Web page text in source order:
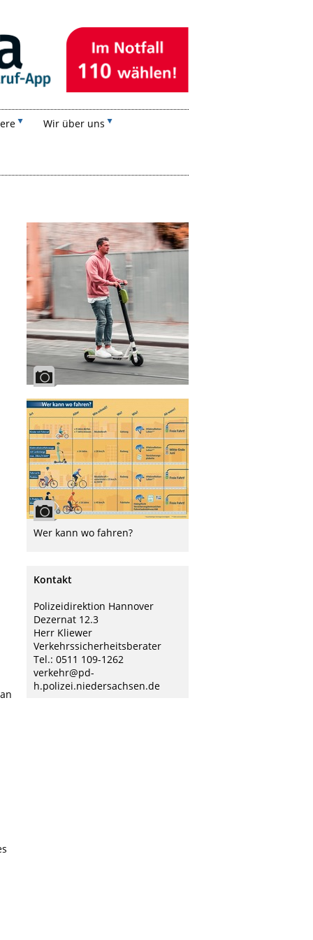
Wir über uns
Wer kann wo fahren?
Kontakt
Polizeidirektion Hannover
Dezernat 12.3
Herr Kliewer
Verkehrssicherheitsberater
Tel.: 0511 109-1262
verkehr@pd-
h.polizei.niedersachsen.de